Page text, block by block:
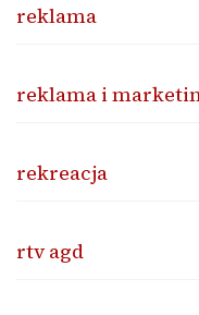
reklama
reklama i
rekreacja
rtv agd